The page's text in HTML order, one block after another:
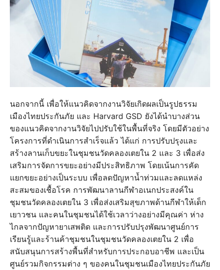
นอกจากนี้ เพื่อให้แนวคิดจากงานวิจัยเกิดผลเป็นรูปธรรม
เมืองไทยประกันภัย และ Harvard GSD ยังได้นำบางส่วน
ของแนวคิดจากงานวิจัยไปปรับใช้ในพื้นที่จริง โดยมีตัวอย่าง
โครงการที่ดำเนินการสำเร็จแล้ว ได้แก่ การปรับปรุงและ
สร้างลานเก็บขยะในชุมชนวัดคลองเตยใน 2 และ 3 เพื่อส่ง
เสริมการจัดการขยะอย่างมีประสิทธิภาพ โดยเน้นการคัด
แยกขยะอย่างเป็นระบบ เพื่อลดปัญหาน้ำท่วมและลดแหล่ง
สะสมของเชื้อโรค การพัฒนาลานกีฬาอเนกประสงค์ใน
ชุมชนวัดคลองเตยใน 3 เพื่อส่งเสริมสุขภาพด้านกีฬาให้เด็ก
เยาวชน และคนในชุมชนได้ใช้เวลาว่างอย่างมีคุณค่า ห่าง
ไกลจากปัญหายาเสพติด และการปรับปรุงพัฒนาศูนย์การ
เรียนรู้และร้านค้าชุมชนในชุมชนวัดคลองเตยใน 2 เพื่อ
สนับสนุนการสร้างพื้นที่สำหรับการประกอบอาชีพ และเป็น
ศูนย์รวมกิจกรรมต่าง ๆ ของคนในชุมชนเมืองไทยประกันภัย